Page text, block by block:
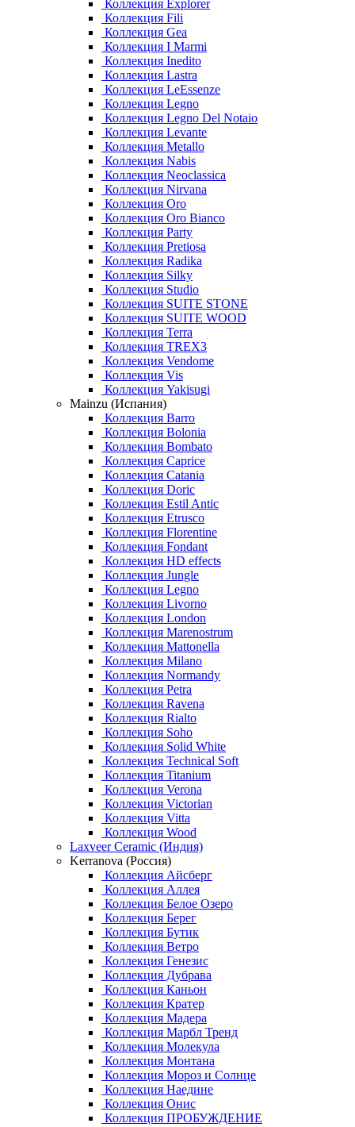
Коллекция Explorer
Коллекция Fili
Коллекция Gea
Коллекция I Marmi
Коллекция Inedito
Коллекция Lastra
Коллекция LeEssenze
Коллекция Legno
Коллекция Legno Del Notaio
Коллекция Levante
Коллекция Metallo
Коллекция Nabis
Коллекция Neoclassica
Коллекция Nirvana
Коллекция Oro
Коллекция Oro Bianco
Коллекция Party
Коллекция Pretiosa
Коллекция Radika
Коллекция Silky
Коллекция Studio
Коллекция SUITE STONE
Коллекция SUITE WOOD
Коллекция Terra
Коллекция TREX3
Коллекция Vendome
Коллекция Vis
Коллекция Yakisugi
Mainzu (Испания)
Коллекция Barro
Коллекция Bolonia
Коллекция Bombato
Коллекция Caprice
Коллекция Catania
Коллекция Doric
Коллекция Estil Antic
Коллекция Etrusco
Коллекция Florentine
Коллекция Fondant
Коллекция HD effects
Коллекция Jungle
Коллекция Legno
Коллекция Livorno
Коллекция London
Коллекция Marenostrum
Коллекция Mattonella
Коллекция Milano
Коллекция Normandy
Коллекция Petra
Коллекция Ravena
Коллекция Rialto
Коллекция Soho
Коллекция Solid White
Коллекция Technical Soft
Коллекция Titanium
Коллекция Verona
Коллекция Victorian
Коллекция Vitta
Коллекция Wood
Laxveer Ceramic (Индия)
Kerranova (Россия)
Коллекция Айсберг
Коллекция Аллея
Коллекция Белое Озеро
Коллекция Берег
Коллекция Бутик
Коллекция Ветро
Коллекция Генезис
Коллекция Дубрава
Коллекция Каньон
Коллекция Кратер
Коллекция Мадера
Коллекция Марбл Тренд
Коллекция Молекула
Коллекция Монтана
Коллекция Мороз и Солнце
Коллекция Наедине
Коллекция Онис
Коллекция ПРОБУЖДЕНИЕ